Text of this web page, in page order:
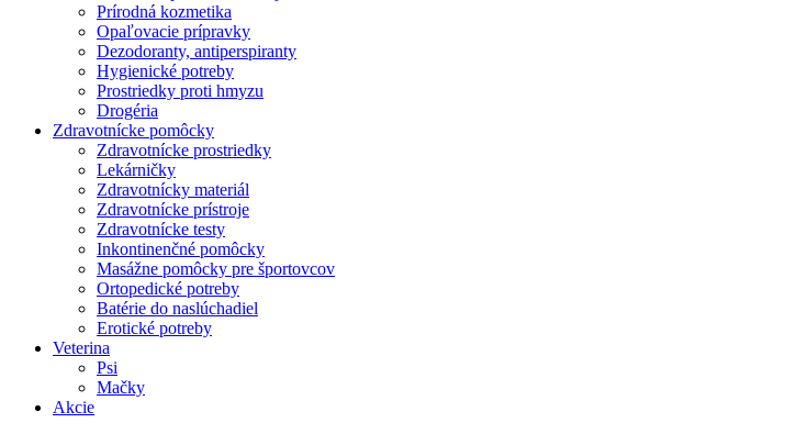
Prírodná kozmetika
Opaľovacie prípravky
Dezodoranty, antiperspiranty
Hygienické potreby
Prostriedky proti hmyzu
Drogéria
Zdravotnícke pomôcky
Zdravotnícke prostriedky
Lekárničky
Zdravotnícky materiál
Zdravotnícke prístroje
Zdravotnícke testy
Inkontinenčné pomôcky
Masážne pomôcky pre športovcov
Ortopedické potreby
Batérie do naslúchadiel
Erotické potreby
Veterina
Psi
Mačky
Akcie